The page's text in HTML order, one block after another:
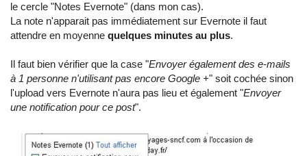
le cercle "Notes Evernote" (dans mon cas).
La note n'apparait pas immédiatement sur Evernote il faut
attendre en moyenne quelques minutes au plus.
Il faut bien vérifier que la case "Envoyer également des e-mails
à 1 personne n'utilisant pas encore Google +" soit cochée sinon
l'upload vers Evernote n'aura pas lieu et également "Envoyer
une notification pour ce post".